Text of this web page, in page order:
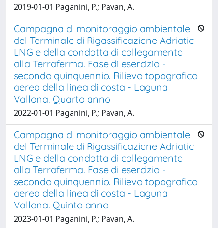
2019-01-01 Paganini, P.; Pavan, A.
Campagna di monitoraggio ambientale
del Terminale di Rigassificazione Adriatic
LNG e della condotta di collegamento
alla Terraferma. Fase di esercizio -
secondo quinquennio. Rilievo topografico
aereo della linea di costa - Laguna
Vallona. Quarto anno
2022-01-01 Paganini, P.; Pavan, A.
Campagna di monitoraggio ambientale
del Terminale di Rigassificazione Adriatic
LNG e della condotta di collegamento
alla Terraferma. Fase di esercizio -
secondo quinquennio. Rilievo topografico
aereo della linea di costa - Laguna
Vallona. Quinto anno
2023-01-01 Paganini, P.; Pavan, A.